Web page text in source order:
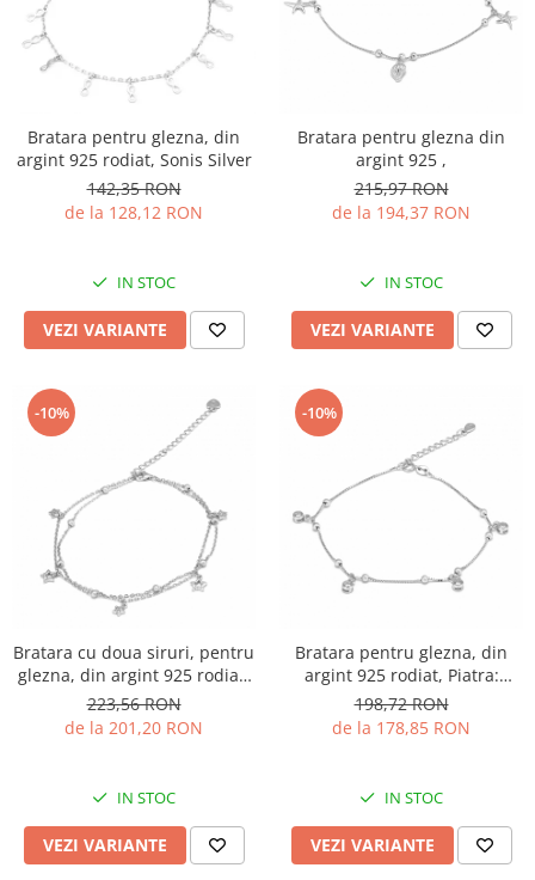
INELE
PIERCING
ACE DE CRAVATA
BRATARI PENTRU PICIOR
BUTONI
INELE
BUTONI
BRATARA TIP ROZARIU
LANTURI TIP ROZARIU
Bratara pentru glezna, din
argint 925 rodiat, Sonis Silver
142,35 RON
de la 128,12 RON
IN STOC
VEZI VARIANTE
Bratara pentru glezna din
argint 925 ,
215,97 RON
de la 194,37 RON
IN STOC
VEZI VARIANTE
-10%
Bratara cu doua siruri, pentru
glezna, din argint 925 rodiat,
Piatra: cubic zirconia, Culoare:
transparenta, Sonis Silver
223,56 RON
de la 201,20 RON
IN STOC
VEZI VARIANTE
-10%
Bratara pentru glezna, din
argint 925 rodiat, Piatra:
zirconia fatetata, Culoare:
transparenta, Sonis Silver
198,72 RON
de la 178,85 RON
IN STOC
VEZI VARIANTE